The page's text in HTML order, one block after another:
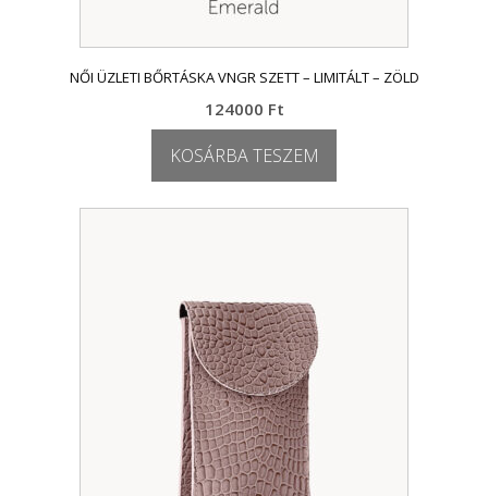
NŐI ÜZLETI BŐRTÁSKA VNGR SZETT – LIMITÁLT – ZÖLD
124000 Ft
KOSÁRBA TESZEM